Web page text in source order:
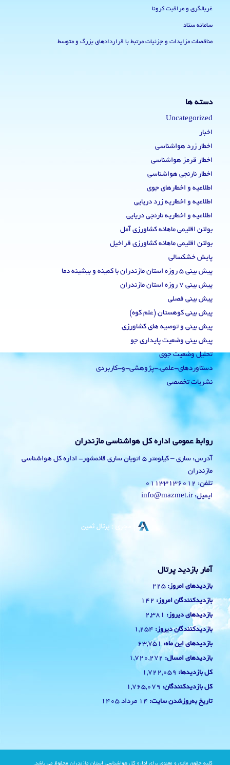
غربالگری و مراقبت کرونا
سامانه ستاد
مناقصات مزایدات و جزئیات مرتبط با قراردادهای بزرگ و متوسط
دسته ها
Uncategorized
اخبار
اخطار زرد هواشناسی
اخطار قرمز هواشناسی
اخطار نارنجی هواشناسی
اطلاعیه و اخطارهای جوی
اطلاعیه و اخطاریه زرد دریایی
اطلاعیه و اخطاریه نارنجی دریایی
بولتن اقلیمی ماهانه کشاورزی آمل
بولتن اقلیمی ماهانه کشاورزی قراخیل
پایش خشکسالی
پیش بینی 5 روزه استان مازندران با کمینه و بیشینه دما
پیش بینی 7 روزه استان مازندران
پیش بینی فصلی
پیش بینی کوهستان (علم کوه)
پیش بینی و توصیه های کشاورزی
پیش بینی وضعیت پایداری جو
تحلیل وضعیت جوی
دستاوردهای-علمی،-پژوهشی-و-کاربردی
نشریات تخصصی
روابط عمومی اداره کل هواشناسی مازندران
آدرس: ساری – کیلومتر 5 اتوبان ساری قائمشهر- اداره کل هواشناسی
مازندران
تلفن: 01133136012
ایمیل: info@mazmet.ir
آمار بازدید پرتال
بازدیدهای امروز: 225
بازدیدکنندگان امروز: 142
بازدیدهای دیروز: 2,381
بازدیدکنندگان دیروز: 1,254
بازدیدهای این ماه: 63,751
بازدیدهای امسال: 1,720,272
کل بازدیدها: 1,722,059
کل بازدیدکنند‌گان: 1,765,079
تاریخ به‌روزشدن سایت: 14 مرداد 1405
کلیه حقوق مادی و معنوی برای اداره کل هواشناسی استان مازندران محفوظ می باشد.